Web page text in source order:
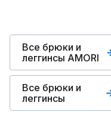
Все брюки и
леггинсы AMORI
Все брюки и
леггинсы